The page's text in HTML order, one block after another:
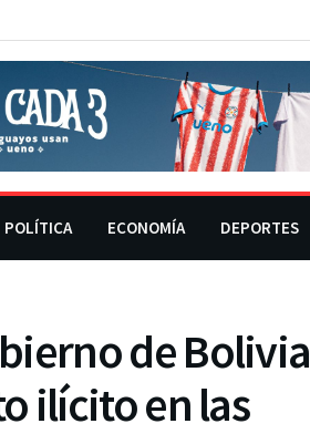
POLÍTICA ECONOMÍA DEPORTES
de Bolivia
ilícito en las